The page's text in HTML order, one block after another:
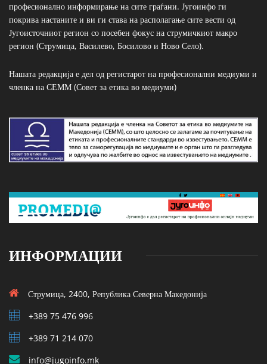
професионално информирање на сите граѓани. Југоинфо ги
покрива настаните и ви ги става на располагање сите вести од
Југоисточниот регион со посебен фокус на струмичкиот макро
регион (Струмица, Василево, Босилово и Ново Село).
Нашата редакција е дел од регистарот на професионални медиуми и
членка на СЕММ (Совет за етика во медиуми)
ИНФОРМАЦИИ
Струмица, 2400, Република Северна Македонија
+389 75 476 996
+389 71 214 070
info@jugoinfo.mk